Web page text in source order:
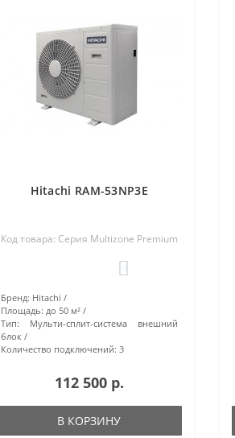
Hitachi RAM-53NP3E
Код товара: Серия Multizone Premium
Бренд: Hitachi
Площадь: до 50 м²
Тип:
Мульти-сплит-система внешний
блок
Количество подключений: 3
112 500 р.
В КОРЗИНУ